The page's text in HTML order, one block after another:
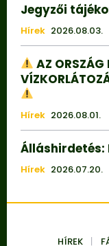
Jegyzői
Hírek 2026.08.03.
AZ ORSZÁG
Hírek 2026.08.01.
Álláshirdetés:
Hírek 2026.07.20.
HÍREK